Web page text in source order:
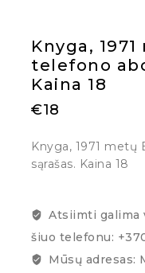
Knyga,
telefono
Kaina 18
€18
Knyga, 1971 metų
sąrašas. Kaina 18
Atsiimti galima
šiuo telefonu:
Mūsų adresas: